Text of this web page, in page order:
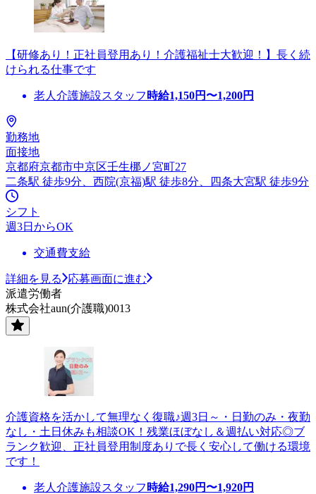
【研修あり！正社員登用あり！介護福祉士大歓迎！】長く続
けられる仕事です
老人介護施設スタッフ 時給1,150円〜1,200円
勤務地
面接地
京都府京都市中京区壬生梛ノ宮町27
二条駅 徒歩9分、西院(京福)駅 徒歩8分、四条大宮駅 徒歩9分
シフト
週3日からOK
交通費支給
詳細を見る
応募画面に進む
派遣労働者
株式会社aun(介護職)0013
介護資格を活かして無理なく復職♪週3日～・日勤のみ・夜勤
なし・土日休みも相談OK！残業ほぼなし＆週払い対応◎ブ
ランク歓迎、正社員登用制度ありで長く安心して働ける環境
です！
老人介護施設スタッフ 時給1,290円〜1,920円